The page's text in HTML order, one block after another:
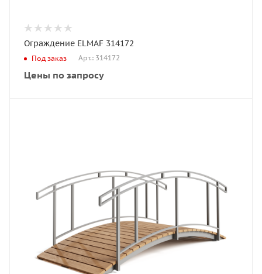
Ограждение ELMAF 314172
Под заказ Арт.: 314172
Цены по запросу